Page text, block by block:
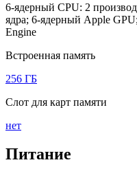
6-ядерный CPU: 2
ядра; 6-ядерный Apple
Engine
Встроенная память
256 ГБ
Слот для карт памяти
нет
Питание